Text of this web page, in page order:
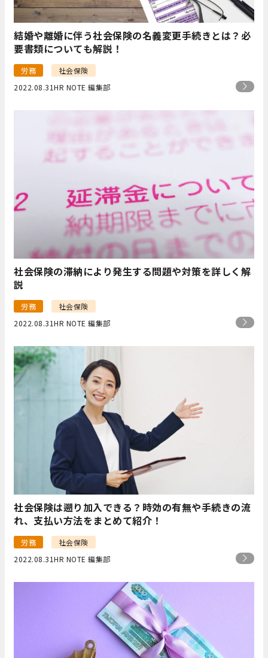
結婚や離婚に伴う社会保険の名義変更手続きとは？必
要書類についても解説！
労務
社会保険
2022.08.31HR NOTE 編集部
社会保険の滞納により発生する問題や対策を詳しく解
説
労務
社会保険
2022.08.31HR NOTE 編集部
社会保険は遡り加入できる？時効の有無や手続きの流
れ、支払い方法をまとめて紹介！
労務
社会保険
2022.08.31HR NOTE 編集部